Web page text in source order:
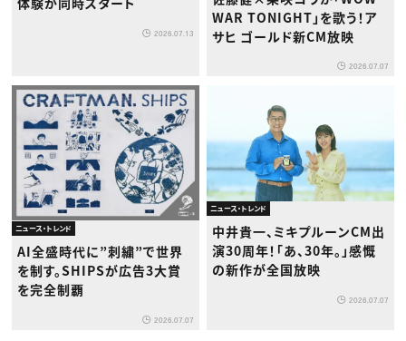
2026.07.13
WAR TONIGHT」を歌う！ア
サヒ ゴールド新CM放映
2026.07.07
ニュース・トレンド
AI全盛時代に”刺繍”で世界
を制す。SHIPSが広告3大賞
を完全制覇
2026.07.07
ニュース・トレンド
中井貴一、ミキプルーンCM出
演30周年！「あ、30年。」感慨
の新作が全国放映
2026.07.07